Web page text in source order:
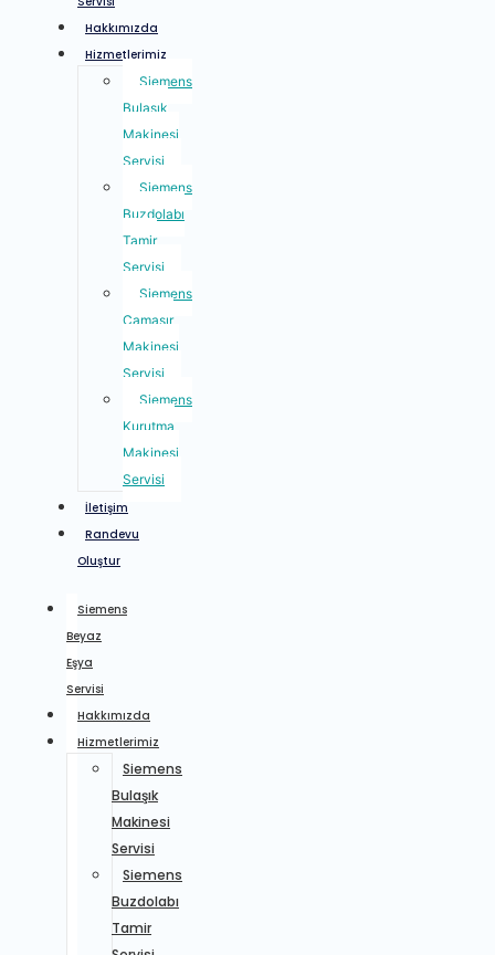
Hakkımızda
Hizmetlerimiz
Siemens
Bulaşık
Makinesi
Servisi
Siemens
Buzdolabı
Tamir
Servisi
Siemens
Çamaşır
Makinesi
Servisi
Siemens
Kurutma
Makinesi
Servisi
İletişim
Randevu
Oluştur
Siemens
Beyaz
Eşya
Servisi
Hakkımızda
Hizmetlerimiz
Siemens
Bulaşık
Makinesi
Servisi
Siemens
Buzdolabı
Tamir